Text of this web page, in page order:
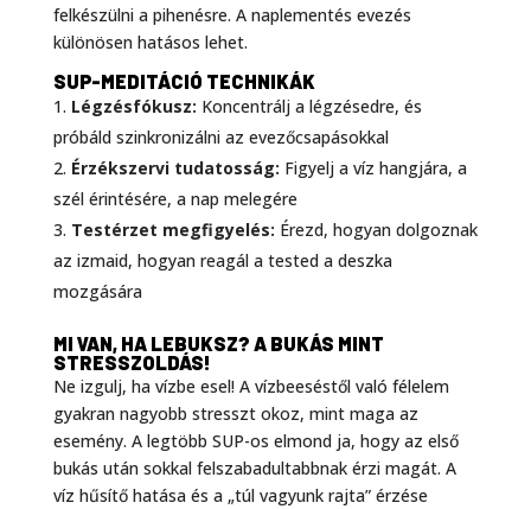
felkészülni a pihenésre. A naplementés evezés
különösen hatásos lehet.
SUP-MEDITÁCIÓ TECHNIKÁK
Légzésfókusz: Koncentrálj a légzésedre, és
próbáld szinkronizálni az evezőcsapásokkal
Érzékszervi tudatosság: Figyelj a víz hangjára, a
szél érintésére, a nap melegére
Testérzet megfigyelés: Érezd, hogyan dolgoznak
az izmaid, hogyan reagál a tested a deszka
mozgására
MI VAN, HA LEBUKSZ? A BUKÁS MINT
STRESSZOLDÁS!
Ne izgulj, ha vízbe esel! A vízbeeséstől való félelem
gyakran nagyobb stresszt okoz, mint maga az
esemény. A legtöbb SUP-os elmond ja, hogy az első
bukás után sokkal felszabadultabbnak érzi magát. A
víz hűsítő hatása és a „túl vagyunk rajta” érzése